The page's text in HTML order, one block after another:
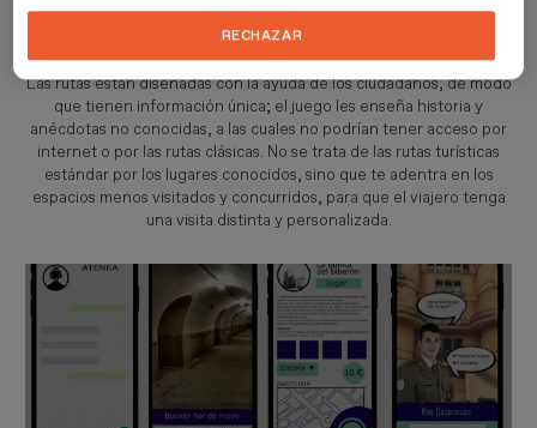
crear nuevas experiencias a los turistas, que les permita conocer la
cultura mientras juegan.
Las rutas están diseñadas con la ayuda de los ciudadanos, de modo
que tienen información única; el juego les enseña historia y
anécdotas no conocidas, a las cuales no podrían tener acceso por
internet o por las rutas clásicas. No se trata de las rutas turísticas
estándar por los lugares conocidos, sino que te adentra en los
espacios menos visitados y concurridos, para que el viajero tenga
una visita distinta y personalizada.
RECHAZAR